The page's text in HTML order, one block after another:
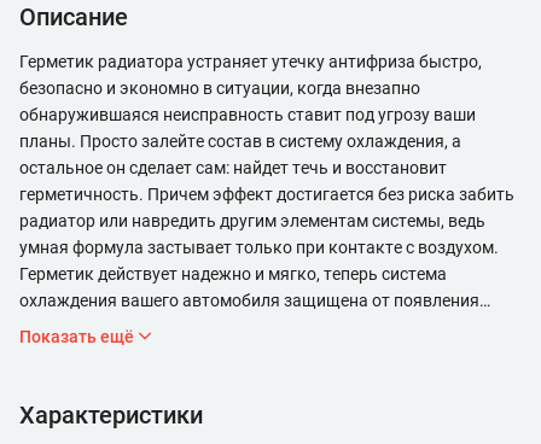
Описание
Герметик радиатора устраняет утечку антифриза быстро,
безопасно и экономно в ситуации, когда внезапно
обнаружившаяся неисправность ставит под угрозу ваши
планы. Просто залейте состав в систему охлаждения, а
остальное он сделает сам: найдет течь и восстановит
герметичность. Причем эффект достигается без риска забить
радиатор или навредить другим элементам системы, ведь
умная формула застывает только при контакте с воздухом.
Герметик действует надежно и мягко, теперь система
охлаждения вашего автомобиля защищена от появления
новых течей благодаря содержанию ингибитора коррозии в
Показать ещё
Характеристики